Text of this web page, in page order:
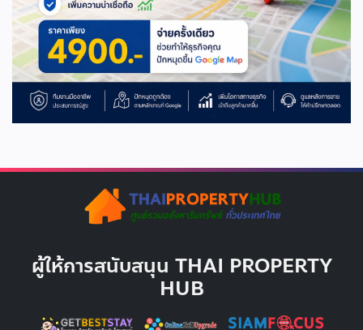
ผู้ให้การสนับสนุน THAI PROPERTY
HUB